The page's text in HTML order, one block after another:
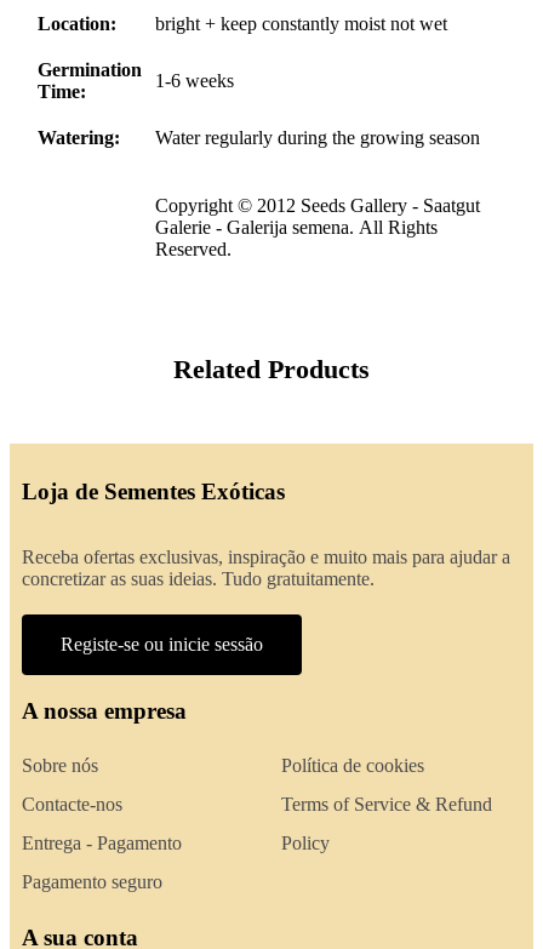
Location: bright + keep constantly moist not wet
Germination
Time:
1-6 weeks
Watering: Water regularly during the growing season
Copyright © 2012 Seeds Gallery - Saatgut
Galerie - Galerija semena. All Rights
Reserved.
Related Products
Loja de Sementes Exóticas
Receba ofertas exclusivas, inspiração e muito mais para ajudar a
concretizar as suas ideias. Tudo gratuitamente.
Registe-se ou inicie sessão
A nossa empresa
Sobre nós
Contacte-nos
Entrega - Pagamento
Pagamento seguro
Política de cookies
Terms of Service & Refund
Policy
A sua conta